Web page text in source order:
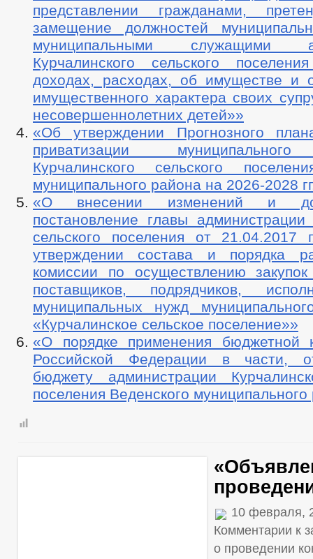
представлении гражданами,
замещение должностей
муниципальными служащими
Курчалинского сельского
доходах, расходах, об имуществе и
имущественного характера своих
несовершеннолетних детей»»
«Об утверждении Прогнозного
приватизации
Курчалинского сельского
муниципального района на 2026-2028
«О внесении изменений и
постановление главы администрации
сельского поселения от
утверждении состава и порядка
комиссии по осуществлению
поставщиков, подрядчиков,
муниципальных нужд
«Курчалинское сельское поселение»»
«О порядке применения бюджетной
Российской Федерации в части,
бюджету администрации
поселения Веденского
10 февраля,
Комментарии к
о проведении